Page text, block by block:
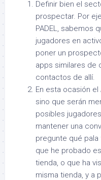
Definir bien el
prospectar. Por
PADEL, sabemos
jugadores en
poner un
apps similares de
contactos de allí.
En esta ocasión
sino que serán
posibles
mantener una
pregunte qué
que he probado
tienda, o que ha
misma tienda, y a